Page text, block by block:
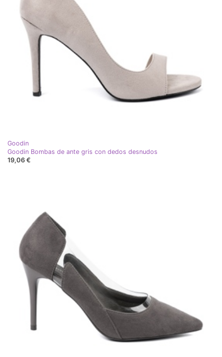
Goodin
Goodin Bombas de ante gris con dedos desnudos
19,06 €